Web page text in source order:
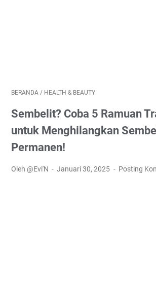
BERANDA / HEALTH & BEAUTY
Sembelit? Coba 5 Ramuan
untuk Menghilangkan
Permanen!
Oleh @Evi'N Januari 30, 2025 Posting